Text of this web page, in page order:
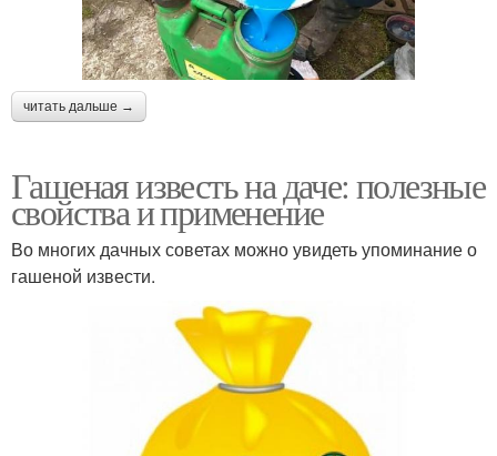
читать дальше →
Гашеная известь на даче: полезные
свойства и применение
Во многих дачных советах можно увидеть упоминание о
гашеной извести.